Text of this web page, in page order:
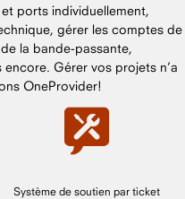
ports individuellement,
gérer les comptes de
la bande-passante,
Gérer vos projets n’a
OneProvider!
Système de soutien par ticket